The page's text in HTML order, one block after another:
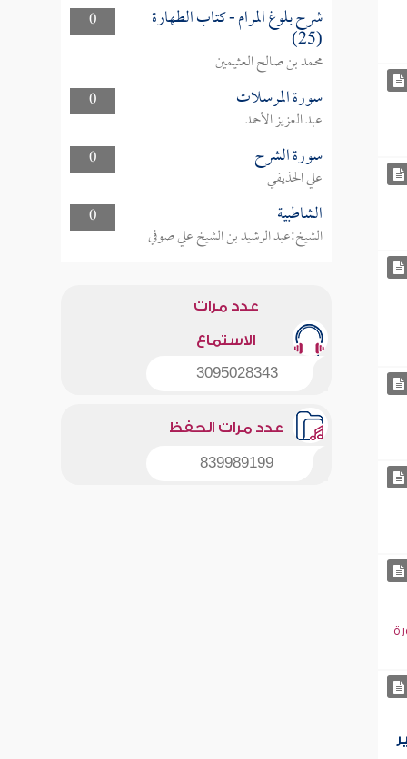
0
شرح بلوغ المرام - كتاب الطهارة
(25)
محمد بن صالح العثيمين
0
سورة المرسلات
عبد العزيز الأحمد
0
سورة الشرح
علي الحذيفي
0
الشاطبية
الشيخ:عبد الرشيد بن الشيخ علي صوفي
عدد مرات
الاستماع
3095028343
عدد مرات الحفظ
839989199